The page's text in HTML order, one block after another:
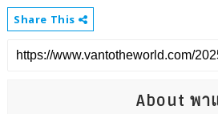
Share This
About พา